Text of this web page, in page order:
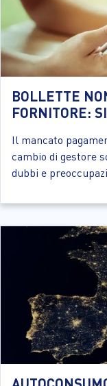
BOLLETTE
FORNITORE:
Il mancato
cambio di gestore
dubbi e